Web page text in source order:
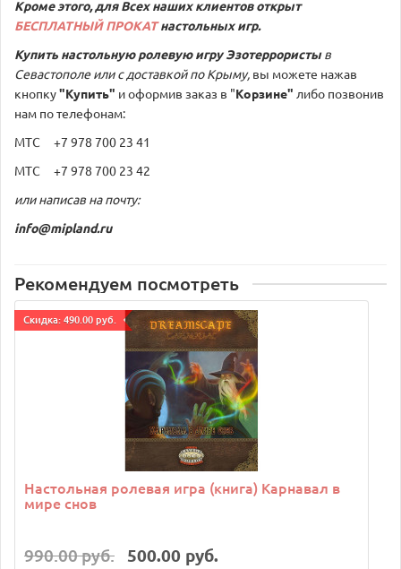
Кроме этого, для Всех наших клиентов открыт
БЕСПЛАТНЫЙ ПРОКАТнастольных игр.
Купить настольнуюролевую игру Эзотеррористыв
Севастополе или с доставкой по Крыму, вы можете нажав
кнопку"Купить" и оформив заказ в "Корзине" либо позвонив
нам по телефонам:
МТС +7 978 700 23 41
МТС +7 978 700 23 42
или написав на почту:
info@mipland.ru
Рекомендуем посмотреть
Cкидка: 490.00 руб.
Настольная ролевая игра (книга) Карнавал в
мире снов
990.00 руб. 500.00 руб.